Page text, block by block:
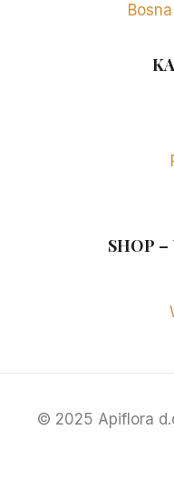
SHOP –
© 2025 Apiflora